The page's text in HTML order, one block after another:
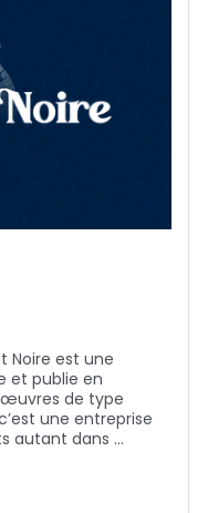
Noire est une
et publie en
de type
une entreprise
autant dans …